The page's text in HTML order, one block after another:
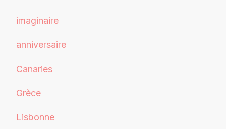
imaginaire
anniversaire
Canaries
Grèce
Lisbonne